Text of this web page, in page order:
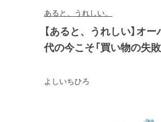
あると、うれしい。
【あると、うれしい】オ
代の今こそ「買い物の失
よしいちひろ